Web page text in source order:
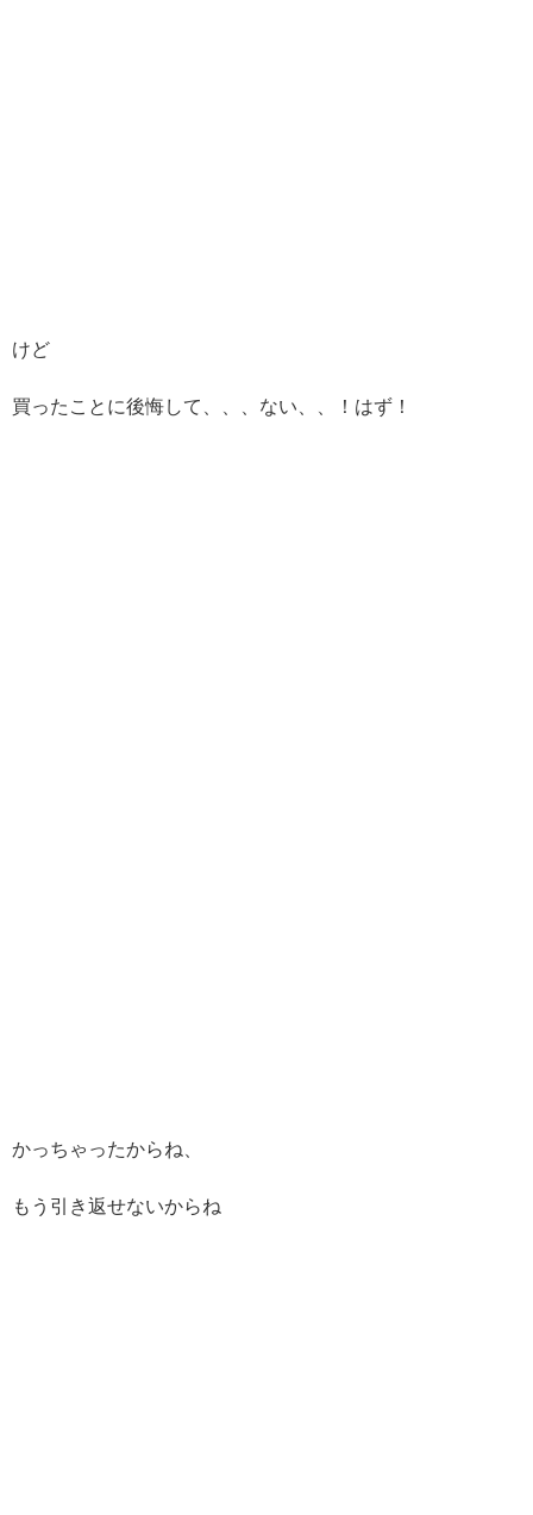
けど
買ったことに後悔して、、、ない、、！はず！
かっちゃったからね、
もう引き返せないからね